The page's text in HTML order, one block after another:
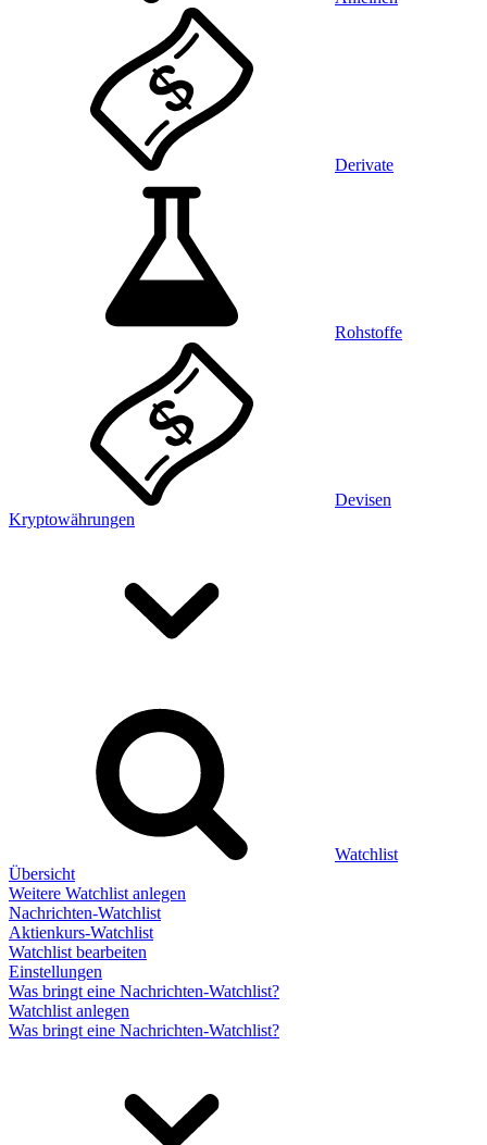
Derivate
Rohstoffe
Devisen
Kryptowährungen
Watchlist
Übersicht
Weitere Watchlist anlegen
Nachrichten-Watchlist
Aktienkurs-Watchlist
Watchlist bearbeiten
Einstellungen
Was bringt eine Nachrichten-Watchlist?
Watchlist anlegen
Was bringt eine Nachrichten-Watchlist?